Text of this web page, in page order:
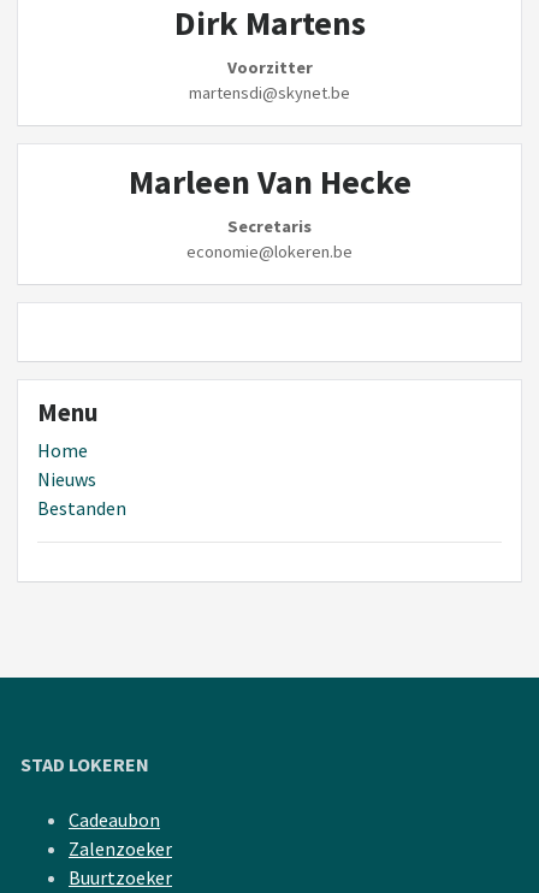
Dirk Martens
Voorzitter
martensdi@skynet.be
Marleen Van Hecke
Secretaris
economie@lokeren.be
Menu
Home
Nieuws
Bestanden
STAD LOKEREN
Cadeaubon
Zalenzoeker
Buurtzoeker